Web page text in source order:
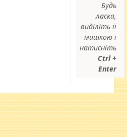
Будь
ласка,
виділіть її
мишкою і
натисніть
Ctrl +
Enter